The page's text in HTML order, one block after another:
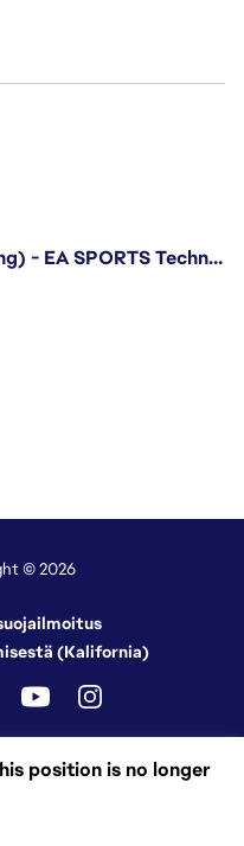
position is no longer
Senior Technical Artist (Rigging) - EA SPORTS Technology
© 2026
(Kalifornia)